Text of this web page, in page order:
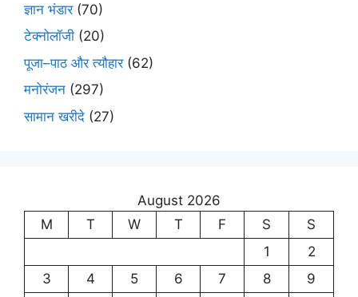
ज्ञान भंडार(70)
टेक्नोलॉजी (20)
पूजा–पाठ और त्यौहार(62)
मनोरंजन (297)
सामान खरीदे (27)
August 2026
M
T W T F S
S
1
2
3
4 5 6 7 8 9